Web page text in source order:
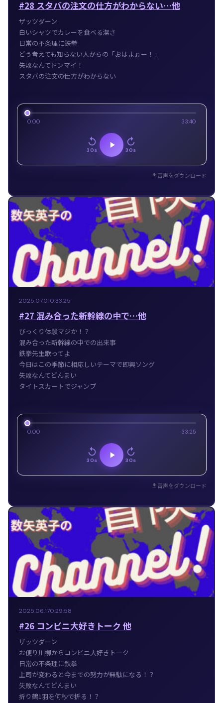
#28 スタバの注文の仕方がわからない…他
ザッツダーン
白いシャツでカレーを食べる潔さ
日常の不条理に鉄拳
どう考えても知らない人からの「おはよぉー！」
失敗なんてドンマイ！
スタバの注文の仕方がわからない
0:00 33:40
30s 30s
音声をダウンロード
2025.07.010:33:25
#27 混み合った新幹線の中で…他
びっくり体験マジか！？
混み合った新幹線の中での出来事
鉄拳先生歌ってよ
今日はこの季節に相応しいテーマで即興ソング
失敗なんてどんまい
タイトスカートでジャンプ
0:00 33:25
30s 30s
音声をダウンロード
2025.06.170:29:58
#26 コンビニ大好きトーク 他
ザッツダーン
お便り川柳からコンビニ大好きトーク
日常の不条理に鉄拳
上司が変わると今までの努力が無駄になる！？
失敗なんてどんまい
折り鶴1羽を何秒で折る！？